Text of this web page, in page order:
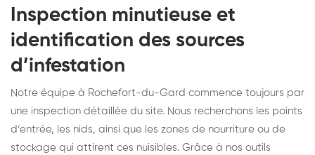
Inspection minutieuse et
identification des sources
d’infestation
Notre équipe à Rochefort-du-Gard commence toujours par
une inspection détaillée du site. Nous recherchons les points
d’entrée, les nids, ainsi que les zones de nourriture ou de
stockage qui attirent ces nuisibles. Grâce à nos outils